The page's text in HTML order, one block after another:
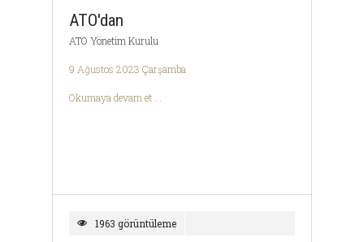
ATO'dan
ATO Yönetim Kurulu
9 Ağustos 2023 Çarşamba
Okumaya devam et ...
1963 görüntüleme